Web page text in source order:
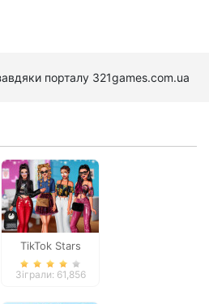
порталу 321games.com.ua
TikTok Stars
#justforfun
Зіграли: 61,856